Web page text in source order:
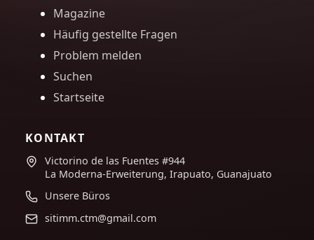
Magazine
Häufig gestellte Fragen
Problem melden
Suchen
Startseite
KONTAKT
Victorino de las Fuentes #944
La Moderna-Erweiterung, Irapuato, Guanajuato
Unsere Büros
sitimm.ctm@gmail.com